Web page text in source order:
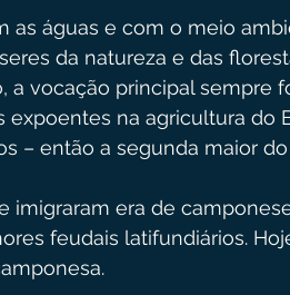
as águas e com o meio
da natureza e das
a vocação principal sempre
expoentes na agricultura do
– então a segunda maior do
imigraram era de
feudais latifundiários.